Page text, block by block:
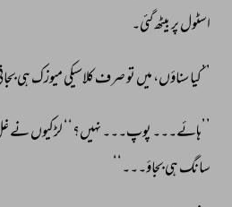
اسٹول پر بیٹھ گئی۔
’’کیا سناؤں، میں تو صرف کلاسیکی میوزک ہی
’’ہائے۔۔۔ پوپ۔۔۔ نہیں؟‘‘ لڑکیوں نے
سانگ ہی بجاؤ۔۔۔‘‘